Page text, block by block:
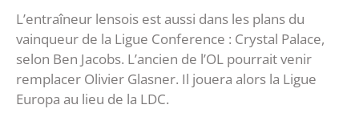
L’entraîneur lensois est aussi dans les plans du
vainqueur de la Ligue Conference : Crystal Palace,
selon Ben Jacobs. L’ancien de l’OL pourrait venir
remplacer Olivier Glasner. Il jouera alors la Ligue
Europa au lieu de la LDC.